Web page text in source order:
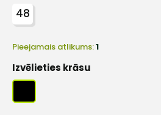
48
Pieejamais atlikums:1
Izvēlieties krāsu